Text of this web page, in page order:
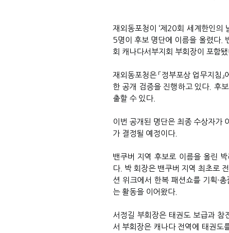
재외동포청이 ‘제20회 세계한인의
5명이 후보 명단에 이름을 올렸다.
회 캐나다서부지회 부회장이 포함됐
재외동포청은 「정부포상 업무지침
한 공개 검증을 진행하고 있다. 후
출할 수 있다.
이번 공개된 명단은 최종 수상자가
가 결정될 예정이다.
밴쿠버 지역 후보로 이름을 올린
다. 박 회장은 밴쿠버 지역 최초로
션 위크에서 한복 패션쇼를 기획·
는 활동을 이어왔다.
서정길 부회장은 태권도 보급과 참
서 부회장은 캐나다 전역에 태권도